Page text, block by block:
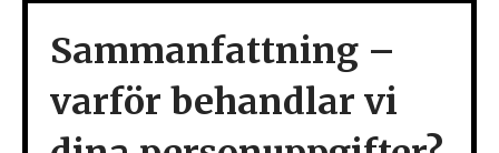
Sammanfattning –
varför behandlar vi